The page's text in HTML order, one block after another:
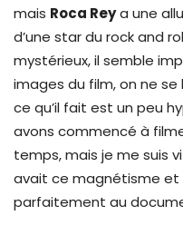
mais Roca Reya une
d’une star du rock and
mystérieux, il semble
images du film, on ne
ce qu’il fait est un peu
avons commencé à
temps, mais je me suis
avait ce magnétisme et
parfaitement au